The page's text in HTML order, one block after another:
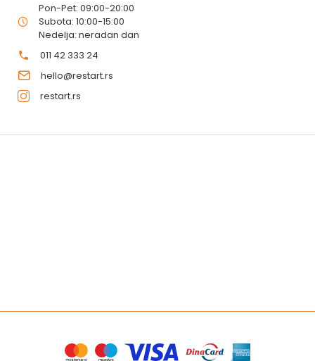
Pon-Pet: 09:00-20:00
Subota: 10:00-15:00
Nedelja: neradan dan
011 42 333 24
hello@restart.rs
restart.rs